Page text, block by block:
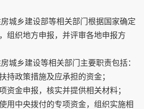
城乡建设部等相关部门根据国家确定
组织地方申报，并评审各地申报方
城乡建设等相关部门主要职责包括：
持政策措施及应承担的资金；
资金申报，核实并提供相关材料；
用中央拨付的专项资金，组织实施相